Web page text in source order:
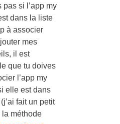
pas si l’app my
dans la liste
à associer
mes
il est
que tu doives
l’app my
elle est dans
fait un petit
la méthode